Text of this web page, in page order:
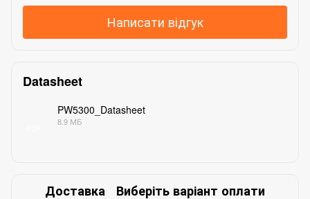
Написати відгук
Datasheet
PW5300_Datasheet
8.9 МБ
Доставка Виберіть варіант оплати